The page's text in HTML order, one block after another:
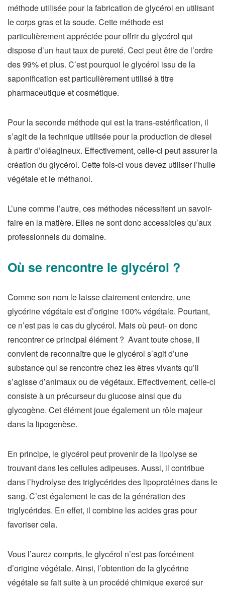
méthode utilisée pour la fabrication de glycérol en utilisant
le corps gras et la soude. Cette méthode est
particulièrement appréciée pour offrir du glycérol qui
dispose d’un haut taux de pureté. Ceci peut être de l’ordre
des 99% et plus. C’est pourquoi le glycérol issu de la
saponification est particulièrement utilisé à titre
pharmaceutique et cosmétique.
Pour la seconde méthode qui est la trans-estérification, il
s’agit de la technique utilisée pour la production de diesel
à partir d’oléagineux. Effectivement, celle-ci peut assurer la
création du glycérol. Cette fois-ci vous devez utiliser l’huile
végétale et le méthanol.
L’une comme l’autre, ces méthodes nécessitent un savoir-
faire en la matière. Elles ne sont donc accessibles qu’aux
professionnels du domaine.
Où se rencontre le glycérol ?
Comme son nom le laisse clairement entendre, une
glycérine végétale est d’origine 100% végétale. Pourtant,
ce n’est pas le cas du glycérol. Mais où peut- on donc
rencontrer ce principal élément ? Avant toute chose, il
convient de reconnaître que le glycérol s’agit d’une
substance qui se rencontre chez les êtres vivants qu’il
s’agisse d’animaux ou de végétaux. Effectivement, celle-ci
consiste à un précurseur du glucose ainsi que du
glycogène. Cet élément joue également un rôle majeur
dans la lipogenèse.
En principe, le glycérol peut provenir de la lipolyse se
trouvant dans les cellules adipeuses. Aussi, il contribue
dans l’hydrolyse des triglycérides des lipoprotéines dans le
sang. C’est également le cas de la génération des
triglycérides. En effet, il combine les acides gras pour
favoriser cela.
Vous l’aurez compris, le glycérol n’est pas forcément
d’origine végétale. Ainsi, l’obtention de la glycérine
végétale se fait suite à un procédé chimique exercé sur